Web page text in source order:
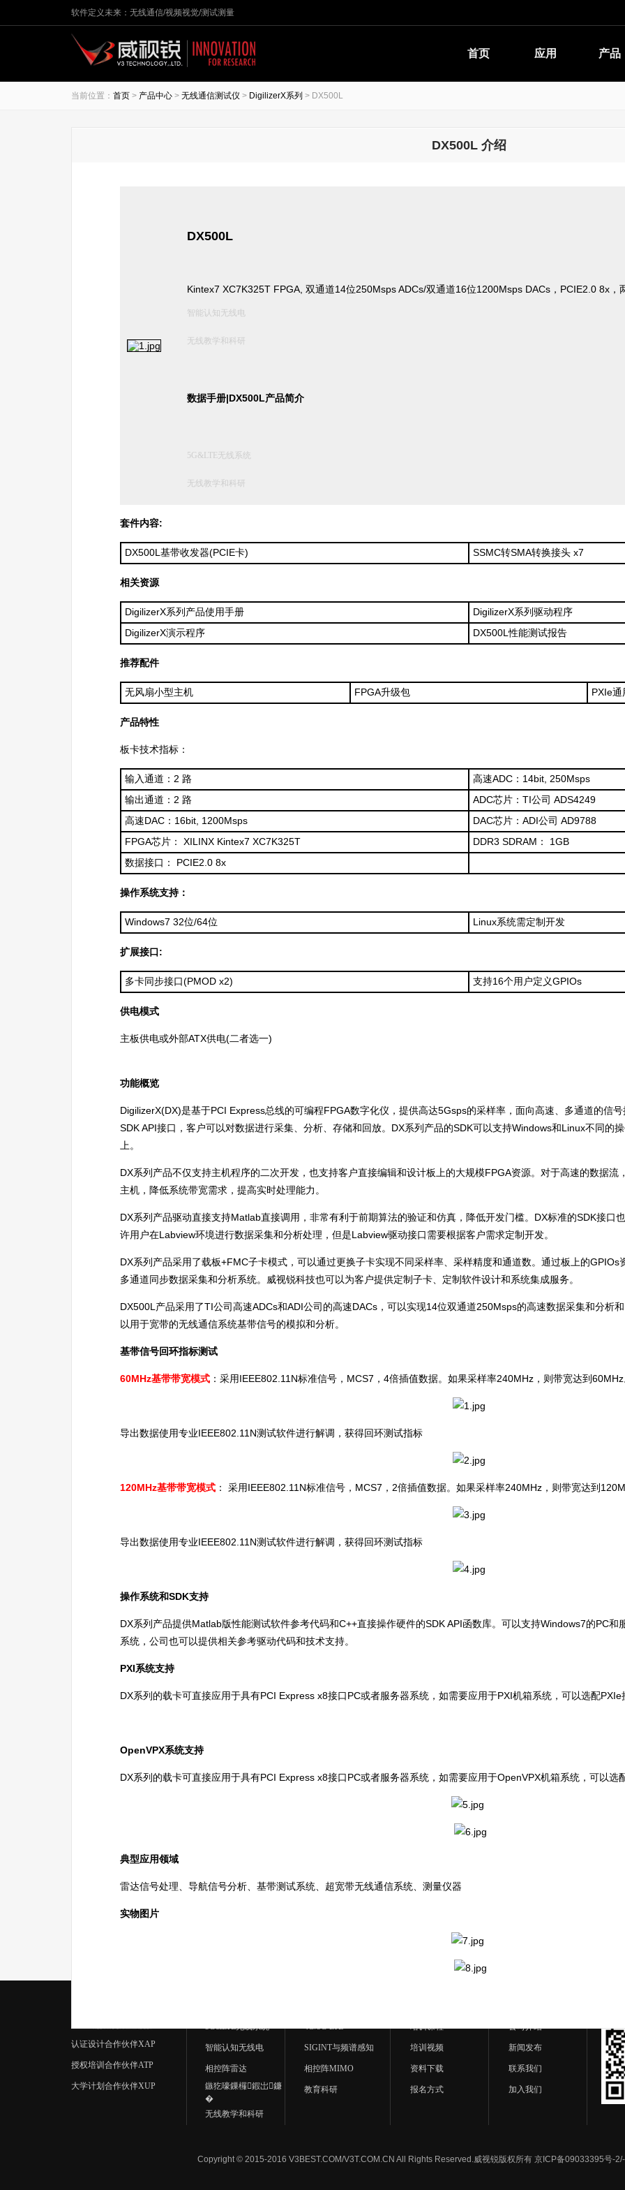
软件定义未来：无线通信/视频视觉/测试测量
首页 产品
应用
当前位置： 首页 > 产品中心 > 无线通信测试仪 > DigilizerX系列 > DX500L
DX500L 介绍
DX500L
Kintex7 XC7K325T FPGA, 双通道14位250Msps ADCs/双通道16位1200Msps DACs，PCIE2.0 8x，
智能认知无线电
无线教学和科研
数据手册|DX500L产品简介
5G&LTE无线系统
无线教学和科研
套件内容:
DX500L基带收发器(PCIE卡) SSMC转SMA转换接头 x7
相关资源
DigilizerX系列产品使用手册
DigilizerX系列驱动程序
DigilizerX演示程序
DX500L性能测试报告
推荐配件
无风扇小型主机 FPGA升级包 PXIe通
产品特性
板卡技术指标：
输入通道：2 路
高速ADC：14bit, 250Msps
输出通道：2 路
ADC芯片：TI公司 ADS4249
高速DAC：16bit, 1200Msps
DAC芯片：ADI公司 AD9788
FPGA芯片： XILINX Kintex7 XC7K325T
DDR3 SDRAM： 1GB
数据接口： PCIE2.0 8x
操作系统支持：
Windows7 32位/64位 Linux系统需定制开发
扩展接口:
多卡同步接口(PMOD x2) 支持16个用户定义GPIOs
供电模式
主板供电或外部ATX供电(二者选一)
功能概览
DigilizerX(DX)是基于PCI Express总线的可编程FPGA数字化仪，提供高达5Gsps的采样率，面向高速、多通道的信
SDK API接口，客户可以对数据进行采集、分析、存储和回放。DX系列产品的SDK可以支持Windows和Linux不同的
上。
DX系列产品不仅支持主机程序的二次开发，也支持客户直接编辑和设计板上的大规模FPGA资源。对于高速的数据
主机，降低系统带宽需求，提高实时处理能力。
DX系列产品驱动直接支持Matlab直接调用，非常有利于前期算法的验证和仿真，降低开发门槛。DX标准的SDK接口
许用户在Labview环境进行数据采集和分析处理，但是Labview驱动接口需要根据客户需求定制开发。
DX系列产品采用了载板+FMC子卡模式，可以通过更换子卡实现不同采样率、采样精度和通道数。通过板上的
多通道同步数据采集和分析系统。威视锐科技也可以为客户提供定制子卡、定制软件设计和系统集成服务。
DX500L产品采用了TI公司高速ADCs和ADI公司的高速DACs，可以实现14位双通道250Msps的高速数据采集和分析
以用于宽带的无线通信系统基带信号的模拟和分析。
基带信号回环指标测试
60MHz基带带宽模式 ：采用IEEE802.11N标准信号，MCS7，4倍插值数据。如果采样率240MHz，则带宽达到
导出数据使用专业IEEE802.11N测试软件进行解调，获得回环测试指标
120MHz基带带宽模式 ： 采用IEEE802.11N标准信号，MCS7，2倍插值数据。如果采样率240MHz，则带宽达到
导出数据使用专业IEEE802.11N测试软件进行解调，获得回环测试指标
操作系统和SDK支持
DX系列产品提供Matlab版性能测试软件参考代码和C++直接操作硬件的SDK API函数库。可以支持Windows7的PC
系统，公司也可以提供相关参考驱动代码和技术支持。
PXI系统支持
DX系列的载卡可直接应用于具有PCI Express x8接口PC或者服务器系统，如需要应用于PXI机箱系统，可以选配
OpenVPX系统支持
DX系列的载卡可直接应用于具有PCI Express x8接口PC或者服务器系统，如需要应用于OpenVPX机箱系统，可以
典型应用领域
雷达信号处理、导航信号分析、基带测试系统、超宽带无线通信系统、测量仪器
实物图片
认证设计合作伙伴XAP
授权培训合作伙伴ATP
大学计划合作伙伴XUP
5G&LTE无线系统
智能认知无线电
相控阵雷达
鏃犵嚎鏁欏鍜岀鐮
�
无线教学和科研
4G/5G LTE
SIGINT与频谱感知
相控阵MIMO
教育科研
培训课程
培训视频
资料下载
报名方式
公司介绍
新闻发布
联系我们
加入我们
Copyright © 2015-2016 V3BEST.COM/V3T.COM.CN All Rights Reserved.威视锐版权所有 京ICP备09033395号-